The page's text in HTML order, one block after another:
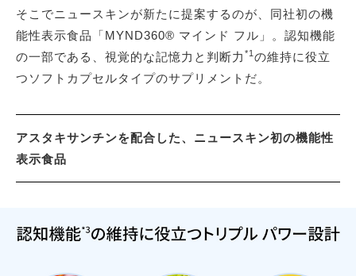
そこでニュースキンが新たに提案するのが、同社初の機
能性表示食品「MYND360® マインド フル」。認知機能
の一部である、視覚的な記憶力と判断力 *1 の維持に役立
つソフトカプセルタイプのサプリメントだ。
アスタキサンチンを配合した、ニュースキン初の機能性
表示食品